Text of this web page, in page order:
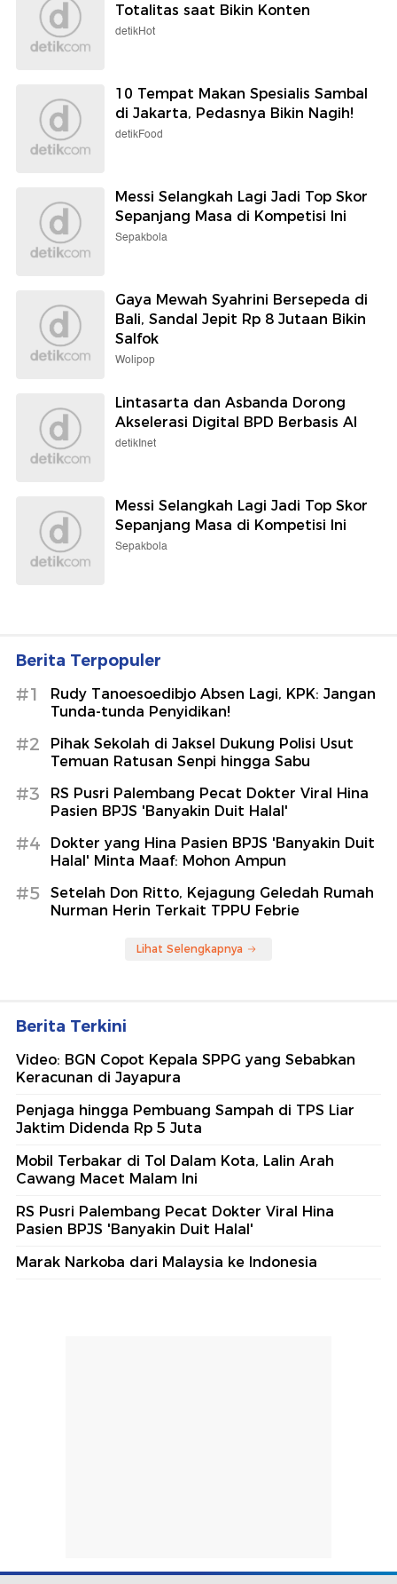
Totalitas saat Bikin Konten
detikHot
10 Tempat Makan Spesialis Sambal
di Jakarta, Pedasnya Bikin Nagih!
detikFood
Messi Selangkah Lagi Jadi Top Skor
Sepanjang Masa di Kompetisi Ini
Sepakbola
Gaya Mewah Syahrini Bersepeda di
Bali, Sandal Jepit Rp 8 Jutaan Bikin
Salfok
Wolipop
Lintasarta dan Asbanda Dorong
Akselerasi Digital BPD Berbasis AI
detikInet
Messi Selangkah Lagi Jadi Top Skor
Sepanjang Masa di Kompetisi Ini
Sepakbola
Berita Terpopuler
#1
Rudy Tanoesoedibjo Absen Lagi, KPK: Jangan
Tunda-tunda Penyidikan!
#2
Pihak Sekolah di Jaksel Dukung Polisi Usut
Temuan Ratusan Senpi hingga Sabu
#3
RS Pusri Palembang Pecat Dokter Viral Hina
Pasien BPJS 'Banyakin Duit Halal'
#4
Dokter yang Hina Pasien BPJS 'Banyakin Duit
Halal' Minta Maaf: Mohon Ampun
#5
Setelah Don Ritto, Kejagung Geledah Rumah
Nurman Herin Terkait TPPU Febrie
Lihat Selengkapnya
Berita Terkini
Video: BGN Copot Kepala SPPG yang Sebabkan
Keracunan di Jayapura
Penjaga hingga Pembuang Sampah di TPS Liar
Jaktim Didenda Rp 5 Juta
Mobil Terbakar di Tol Dalam Kota, Lalin Arah
Cawang Macet Malam Ini
RS Pusri Palembang Pecat Dokter Viral Hina
Pasien BPJS 'Banyakin Duit Halal'
Marak Narkoba dari Malaysia ke Indonesia